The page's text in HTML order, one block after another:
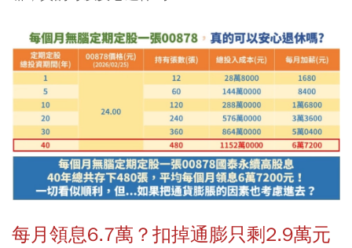
每月領息6.7萬？扣掉通膨只剩2.9萬元